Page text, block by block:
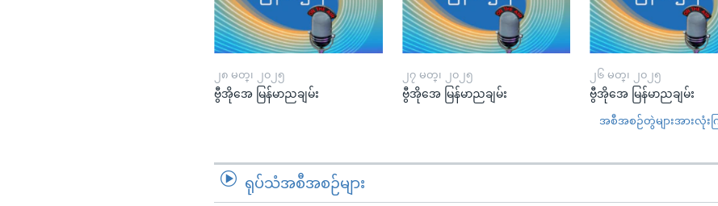
၂၈ မတ္၊ ၂၀၂၅
ဗွီအိုအေ မြန်မာညချမ်း
၂၇ မတ္၊ ၂၀၂၅
ဗွီအိုအေ မြန်မာညချမ်း
၂၆ မတ္၊ ၂၀၂၅
ဗွီအိုအေ မြန်မာညချမ်း
အစီအစဉ်တွဲများအားလုံး
ရုပ်သံအစီအစဉ်များ